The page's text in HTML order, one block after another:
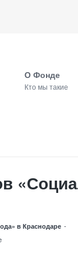
О Фонде
Кто мы такие
в Краснодаре -